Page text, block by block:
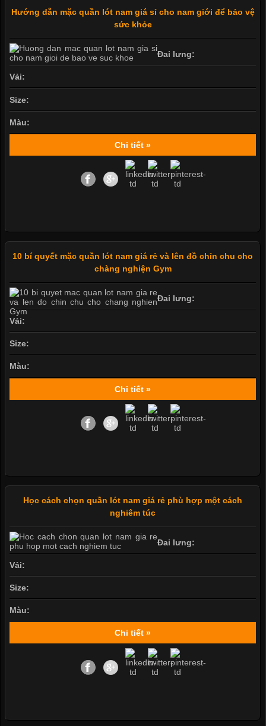
Hướng dẫn mặc quần lót nam giá sỉ cho nam giới để bảo vệ
sức khỏe
Đai lưng:
Vải:
Size:
Màu:
Chi tiết »
10 bí quyết mặc quần lót nam giá rẻ và lên đồ chỉn chu cho
chàng nghiện Gym
Đai lưng:
Vải:
Size:
Màu:
Chi tiết »
Học cách chọn quần lót nam giá rẻ phù hợp một cách
nghiêm túc
Đai lưng:
Vải:
Size:
Màu:
Chi tiết »